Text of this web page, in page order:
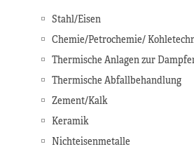
Stahl/Eisen
Chemie/Petrochemie/
Thermische Anlagen zur
Thermische Abfallbehandlung
Zement/Kalk
Keramik
Nichteisenmetalle